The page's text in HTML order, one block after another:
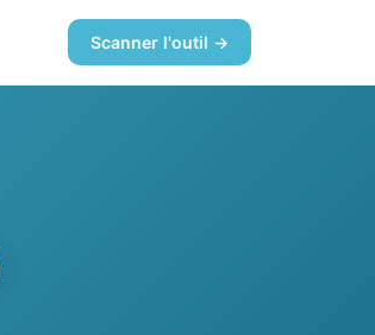
Scanner l'outil →